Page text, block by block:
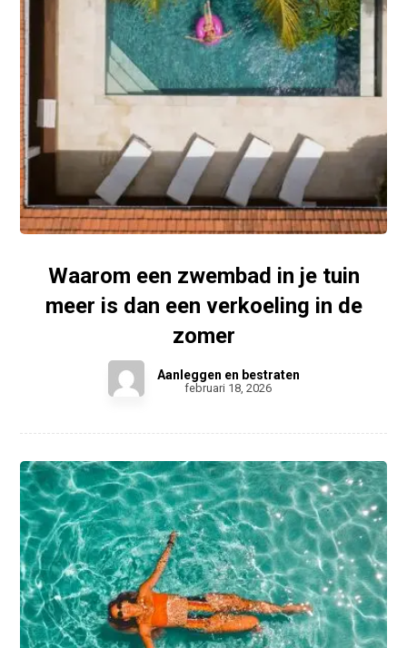
Waarom een zwembad in je tuin
meer is dan een verkoeling in de
zomer
Aanleggen en bestraten
februari 18, 2026